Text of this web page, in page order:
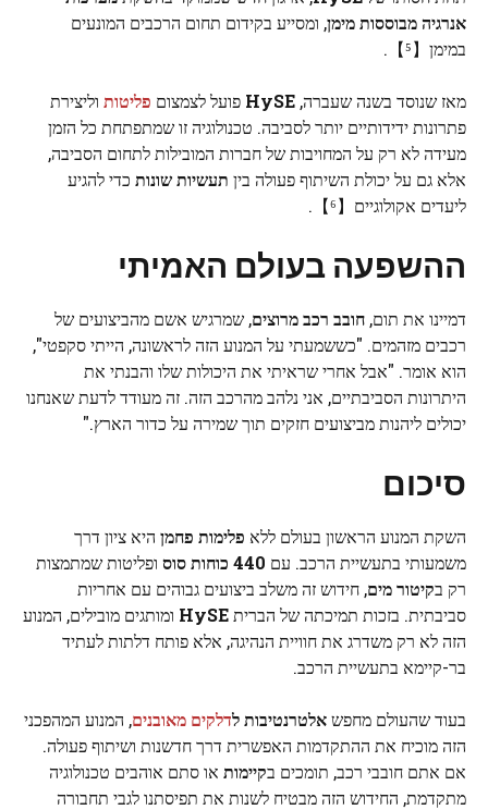
אנרגיה מבוססות מימן, ומסייע בקידום תחום הרכבים המונעים
במימן【⁵】.
מאז שנוסד בשנה שעברה, HySE פועל לצמצום פליטות וליצירת
פתרונות ידידותיים יותר לסביבה. טכנולוגיה זו שמתפתחת כל הזמן
מעידה לא רק על המחויבות של חברות המובילות לתחום הסביבה,
אלא גם על יכולת השיתוף פעולה בין תעשיות שונות כדי להגיע
ליעדים אקולוגיים【⁶】.
ההשפעה בעולם האמיתי
דמיינו את תום, חובב רכב מרוצים, שמרגיש אשם מהביצועים של
רכבים מזהמים. "כששמעתי על המנוע הזה לראשונה, הייתי סקפטי",
הוא אומר. "אבל אחרי שראיתי את היכולות שלו והבנתי את
היתרונות הסביבתיים, אני נלהב מהרכב הזה. זה מעודד לדעת שאנחנו
יכולים ליהנות מביצועים חזקים תוך שמירה על כדור הארץ."
סיכום
השקת המנוע הראשון בעולם ללא פלימות פחמן היא ציון דרך
משמעותי בתעשיית הרכב. עם 440 כוחות סוס
ופליטות שמתמצות
רק בקיטור מים, חידוש זה משלב ביצועים גבוהים עם אחריות
סביבתית. בזכות תמיכתה של הבריתHySE ומותגים מובילים, המנוע
הזה לא רק משדרג את חוויית הנהיגה, אלא פותח דלתות לעתיד
בר-קיימא בתעשיית הרכב.
בעוד שהעולם מחפשאלטרנטיבות לדלקים מאובנים, המנוע המהפכני
הזה מוכיח את ההתקדמות האפשרית דרך חדשנות ושיתוף פעולה.
אם אתם חובבי רכב, תומכים בקיימות או סתם אוהבים טכנולוגיה
מתקדמת, החידוש הזה מבטיח לשנות את תפיסתנו לגבי תחבורה